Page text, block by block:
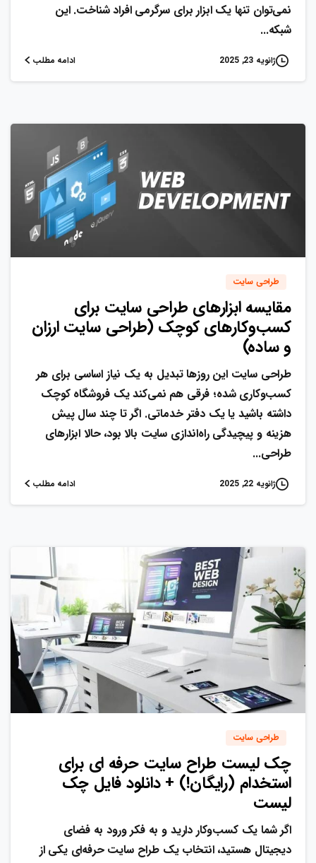
نمی‌توان تنها یک ابزار برای سرگرمی افراد شناخت. این
شبکه...
ژانویه 23, 2025 ادامه مطلب
0
0
طراحی سایت
مقایسه ابزارهای طراحی سایت برای
کسب‌وکارهای کوچک (طراحی سایت ارزان
و ساده)
طراحی سایت این روزها تبدیل به یک نیاز اساسی برای هر
کسب‌وکاری شده؛ فرقی هم نمی‌کند یک فروشگاه کوچک
داشته باشید یا یک دفتر خدماتی. اگر تا چند سال پیش
هزینه و پیچیدگی راه‌اندازی سایت بالا بود، حالا ابزارهای
طراحی...
ژانویه 22, 2025 ادامه مطلب
0
0
طراحی سایت
چک لیست طراح سایت حرفه ای برای
استخدام (رایگان!) + دانلود فایل چک
لیست
اگر شما یک کسب‌وکار دارید و به فکر ورود به فضای
دیجیتال هستید، انتخاب یک طراح سایت حرفه‌ای یکی از